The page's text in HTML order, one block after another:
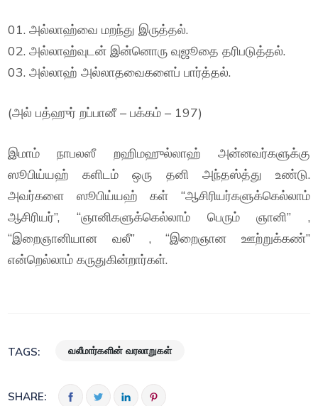
01. அல்லாஹ்வை மறந்து இருத்தல்.
02. அல்லாஹ்வுடன் இன்னொரு வுஜூதை தரிபடுத்தல்.
03. அல்லாஹ் அல்லாதவைகளைப் பார்த்தல்.
(அல் பத்ஹுர் றப்பானீ – பக்கம் – 197)
இமாம் நாபலஸீ றஹிமஹுல்லாஹ் அன்னவர்களுக்கு
ஸூபிய்யஹ் களிடம் ஒரு தனி அந்தஸ்த்து உண்டு.
அவர்களை ஸூபிய்யஹ் கள் “ஆசிரியர்களுக்கெல்லாம்
ஆசிரியர்”, “ஞானிகளுக்கெல்லாம் பெரும் ஞானி” ,
“இறைஞானியான வலீ” , “இறைஞான ஊற்றுக்கண்”
என்றெல்லாம் கருதுகின்றார்கள்.
TAGS: வலீமார்களின் வரலாறுகள்
SHARE: